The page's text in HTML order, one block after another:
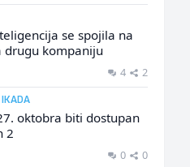
se spojila na
drugu kompaniju
4 2
IKADA
oktobra biti dostupan
2
0 0